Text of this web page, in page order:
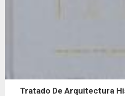
Tratado De Arquitectura